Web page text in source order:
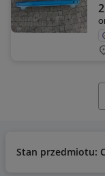
Stan przedmiotu: